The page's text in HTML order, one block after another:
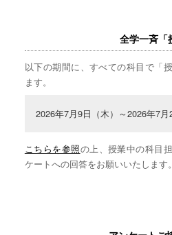
全学一斉「
以下の期間に、すべての科目で「
ます。
2026年7月9日（木）～2026年7月
こちらを参照の上、授業中の科目
ケートへの回答をお願いいたします。